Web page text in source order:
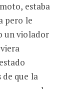
estaba
pero le
un violador
que la